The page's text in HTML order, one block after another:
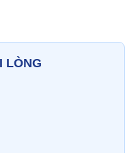
LÒNG